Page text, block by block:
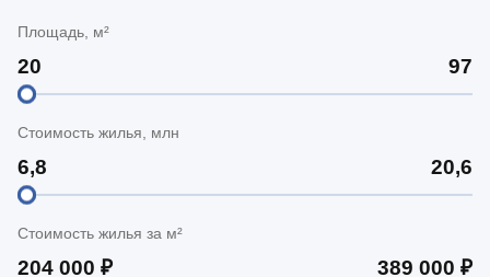
Площадь, м²
Стоимость жилья, млн
Стоимость жилья за м²